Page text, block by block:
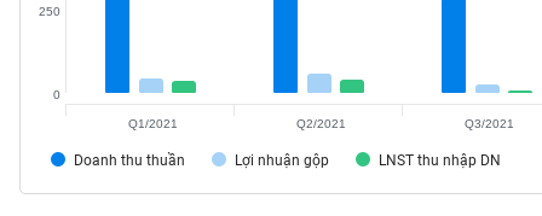
Doanh thu thuần Lợi nhuận gộp LNST thu nhập DN
0
250
Q1/2021 Q2/2021 Q3/2021
LIỆU
NGHIỆP